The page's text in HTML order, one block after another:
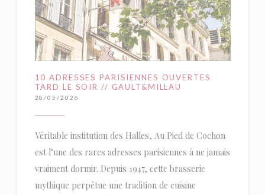
10 ADRESSES PARISIENNES OUVERTES
TARD LE SOIR // GAULT&MILLAU
28/05/2026
Véritable institution des Halles, Au Pied de Cochon
est l’une des rares adresses parisiennes à ne jamais
vraiment dormir. Depuis 1947, cette brasserie
mythique perpétue une tradition de cuisine